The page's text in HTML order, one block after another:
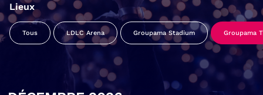
Lieux
Tous LDLC Arena Groupama Stadium Groupama